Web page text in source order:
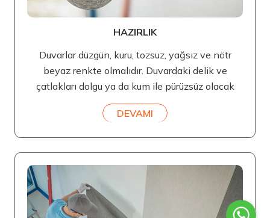
HAZIRLIK
Duvarlar düzgün, kuru, tozsuz, yağsız ve nötr
beyaz renkte olmalıdır. Duvardaki delik ve
çatlakları dolgu ya da kum ile pürüzsüz olacak
DEVAMI